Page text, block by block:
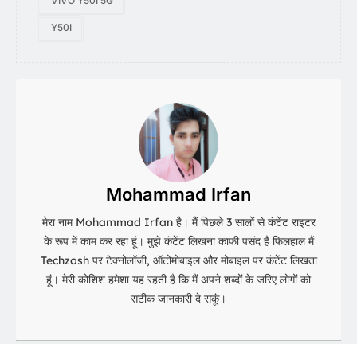
Y50I
Mohammad Irfan
मेरा नाम Mohammad Irfan है। मैं पिछले 3 सालों से कंटेंट राइटर
के रूप में काम कर रहा हूं। मुझे कंटेंट लिखना काफी पसंद है फिलहाल मैं
Techzosh पर टेक्नोलॉजी, ऑटोमोबाइल और मोबाइल पर कंटेंट लिखता
हूं। मेरी कोशिश हमेशा यह रहती है कि मैं अपने शब्दों के जरिए लोगों को
सटीक जानकारी दे सकूं।